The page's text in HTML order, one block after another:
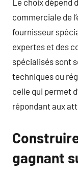
Le choix dépend
commerciale de
fournisseur
expertes et des
spécialisés sont
techniques ou
celle qui permet
répondant aux
gagnant